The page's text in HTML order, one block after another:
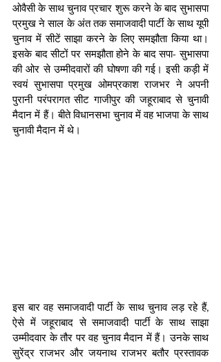
ओवैसी के साथ चुनाव प्रचार शुरू करने के बाद सुभासपा
प्रमुख ने साल के अंत तक समाजवादी पार्टी के साथ यूपी
चुनाव में सीटें साझा करने के लिए समझौता किया था।
इसके बाद सीटों पर समझौता होने के बाद सपा- सुभासपा
की ओर से उम्‍मीदवारों की घोषणा की गई। इसी कड़ी में
स्‍वयं सुभासपा प्रमुख ओमप्रकाश राजभर ने अपनी
पुरानी परंपरागत सीट गाजीपुर की जहूराबाद से चुनावी
मैदान में हैं। बीते विधानसभा चुनाव में वह भाजपा के साथ
चुनावी मैदान में थे।
इस बार वह समाजवादी पार्टी के साथ चुनाव लड़ रहे हैं,
ऐसे में जहूराबाद से समाजवादी पार्टी के साथ साझा
उम्‍मीदवार के तौर पर वह चुनाव मैदान में हैं। उनके साथ
सुरेंद्र राजभर और जयनाथ राजभर बतौर प्रस्‍तावक